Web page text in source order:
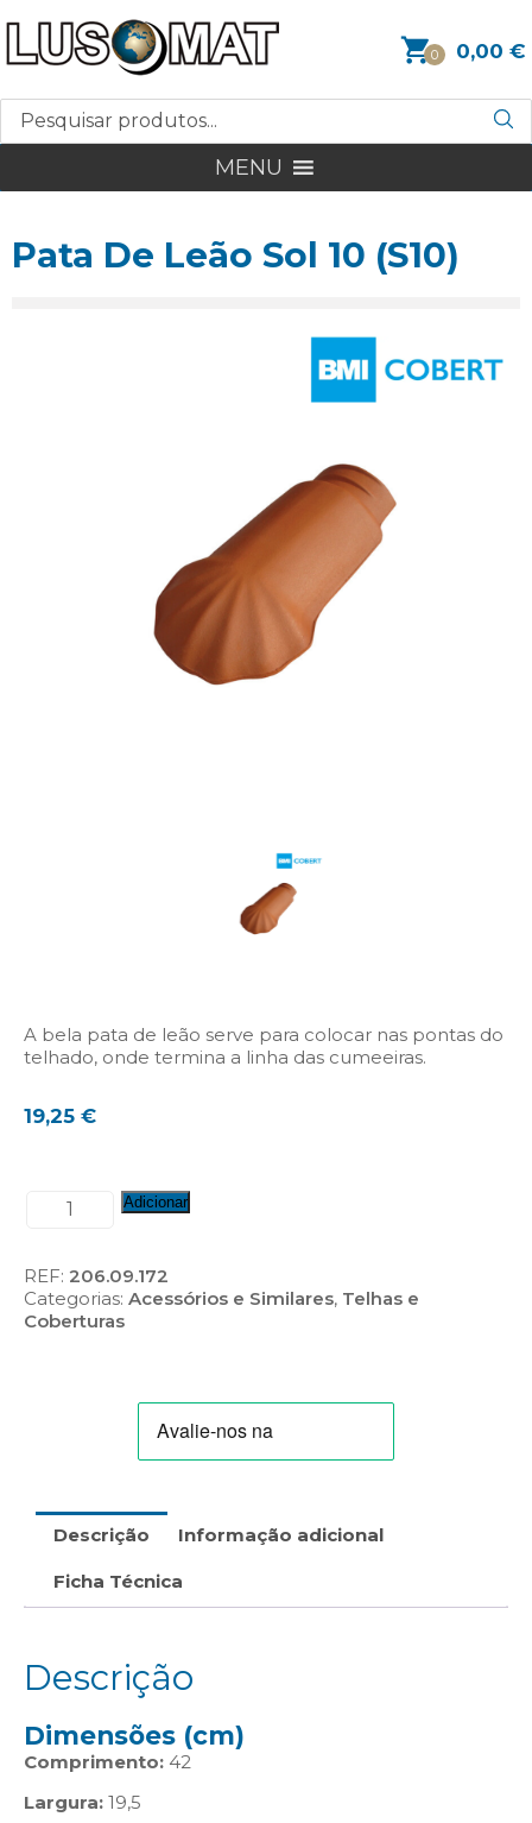
0 0,00 €
MENU
Pata De Leão Sol 10 (S10)
A bela pata de leão serve para colocar nas pontas do
telhado, onde termina a linha das cumeeiras.
19,25 €
Quantidade
De
Leão
Sol
Adicionar
REF: 206.09.172
Categorias: Acessórios e Similares, Telhas e
Coberturas
Descrição Informação adicional
Ficha Técnica
Descrição
Dimensões (cm)
Comprimento: 42
Largura: 19,5